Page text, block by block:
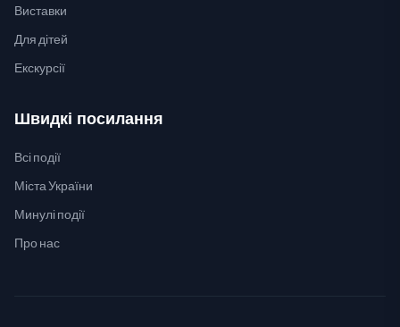
Виставки
Для дітей
Екскурсії
Швидкі посилання
Всі події
Міста України
Минулі події
Про нас